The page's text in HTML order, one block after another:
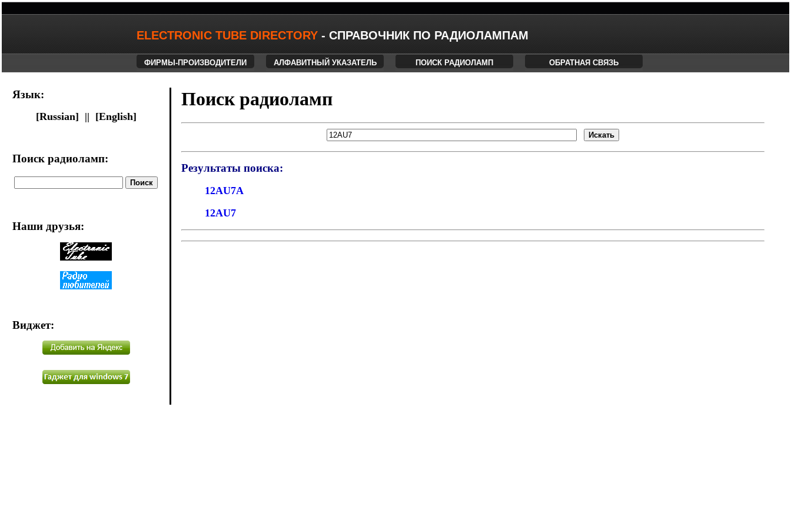
ELECTRONIC TUBE DIRECTORY - СПРАВОЧНИК ПО РАДИОЛАМПАМ
ФИРМЫ-ПРОИЗВОДИТЕЛИ АЛФАВИТНЫЙ УКАЗАТЕЛЬ ПОИСК РАДИОЛАМП ОБРАТНАЯ СВЯЗЬ
Язык:
[Russian] || [English]
Поиск радиоламп:
Наши друзья:
Виджет:
Поиск радиоламп
Результаты поиска:
12AU7A
12AU7